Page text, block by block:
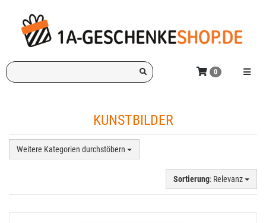
Hauptinhalt
springen
Ich
suche
Menü
0
KUNSTBILDER
Weitere Kategorien durchstöbern
Sortierung: Relevanz